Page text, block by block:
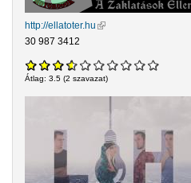
http://ellatoter.hu (külső hivatkozás)
30 987 3412
Átlag: 3.5 (2 szavazat)